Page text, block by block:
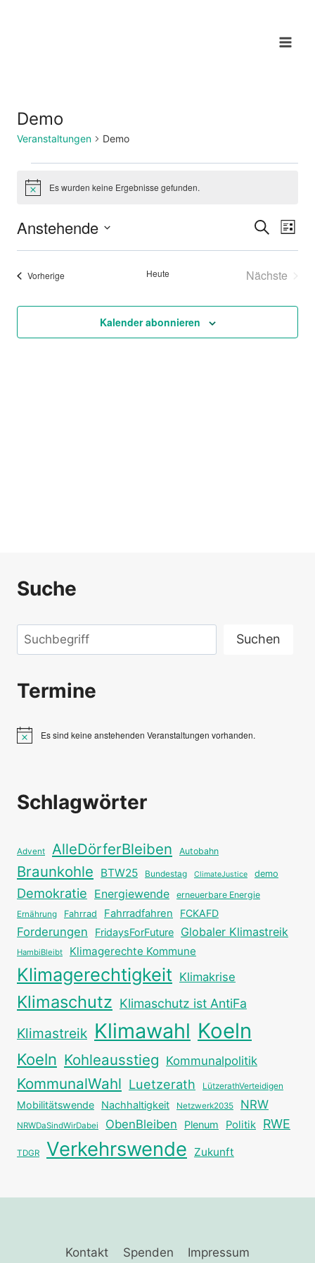
Demo
Veranstaltungen Demo
Veranstaltungen
HinweisEs wurden keine Ergebnisse gefunden.
SucheListe
Anstehende
Datum
Vorherige Heute
Nächste
Kalender abonnieren
Suche
Suchen Suchen
Termine
HinweisEs sind keine anstehenden Veranstaltungen vorhanden.
Schlagwörter
Advent AlleDörferBleiben Autobahn
Braunkohle BTW25 Bundestag ClimateJustice demo
Demokratie Energiewende erneuerbare Energie
Ernährung Fahrrad Fahrradfahren FCKAFD
Forderungen FridaysForFuture Globaler Klimastreik
HambiBleibt Klimagerechte Kommune
Klimagerechtigkeit Klimakrise
Klimaschutz Klimaschutz ist AntiFa
Klimastreik Klimawahl Koeln
Koeln Kohleausstieg Kommunalpolitik
KommunalWahl Luetzerath LützerathVerteidigen
Mobilitätswende Nachhaltigkeit Netzwerk2035 NRW
NRWDaSindWirDabei ObenBleiben Plenum Politik RWE
TDGR Verkehrswende Zukunft
Kontakt Spenden Impressum